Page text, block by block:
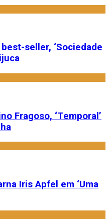
seller, ‘Sociedade
Fragoso, ‘Temporal’
Iris Apfel em ‘Uma